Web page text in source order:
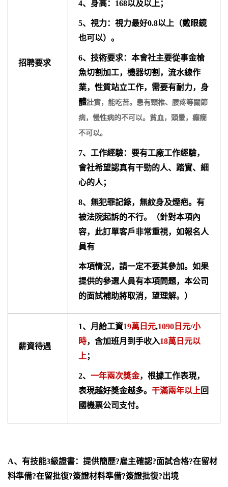
招聘要求
4、身高：168以及以上；
5、視力：視力最好0.8以上（戴眼鏡
也可以）。
6、技術要求：本會社主要從事金槍
魚切割加工，機器切割，流水線作
業，性質站立工作，需要有耐力，身
體壯實，能吃苦。患有頸椎、腰疼等關節
病，慢性病的不可以。貧血，頭暈，癲癇
不可以。
7、工作經驗：要有工廠工作經驗，
會社希望認真有干勁的人、踏實、細
心的人；
8、無犯罪記錄，無紋身及煙疤。有
被法院起訴的不行。（針對本項內
容，此訂單客戶非常重視，如報名人
員有
本項情況，請一定不要其參加。如果
提供的參選人員有本項問題，本公司
的面試補助將取消，望理解。）
薪資待遇
1、月給工資19萬日元,1090日元/小
時，含加班月到手收入18萬日元以
上；
2、 一年兩次獎金，根據工作表現，
表現越好獎金越多。 干滿兩年以上 回
國機票公司支付。
A、有技能3級證書：提供簡歷?雇主確認?面試合格?在留材
料準備?在留批復?簽證材料準備?簽證批復?出境